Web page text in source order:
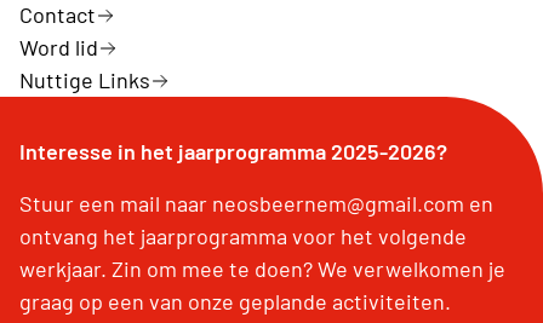
Contact
Word lid
Nuttige Links
Interesse in het jaarprogramma 2025-2026?
Stuur een mail naar neosbeernem@gmail.com en
ontvang het jaarprogramma voor het volgende
werkjaar. Zin om mee te doen? We verwelkomen je
graag op een van onze geplande activiteiten.